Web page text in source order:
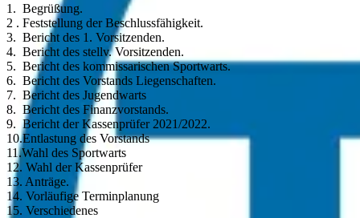
1. Begrüßung.
2 . Feststellung der Beschlussfähigkeit.
3. Bericht des 1. Vorsitzenden.
4. Bericht des stellv. Vorsitzenden.
5. Bericht des kommissarischen Sportwarts.
6. Bericht des Vorstands Liegenschaften.
7. Bericht des Jugendwarts
8. Bericht des Finanzvorstands.
9. Bericht der Kassenprüfer 2021/2022.
10.Entlastung des Vorstands
11.Wahl des Sportwarts
12. Wahl der Kassenprüfer
13. Anträge.
14. Vorläufige Terminplanung
15. Verschiedenes